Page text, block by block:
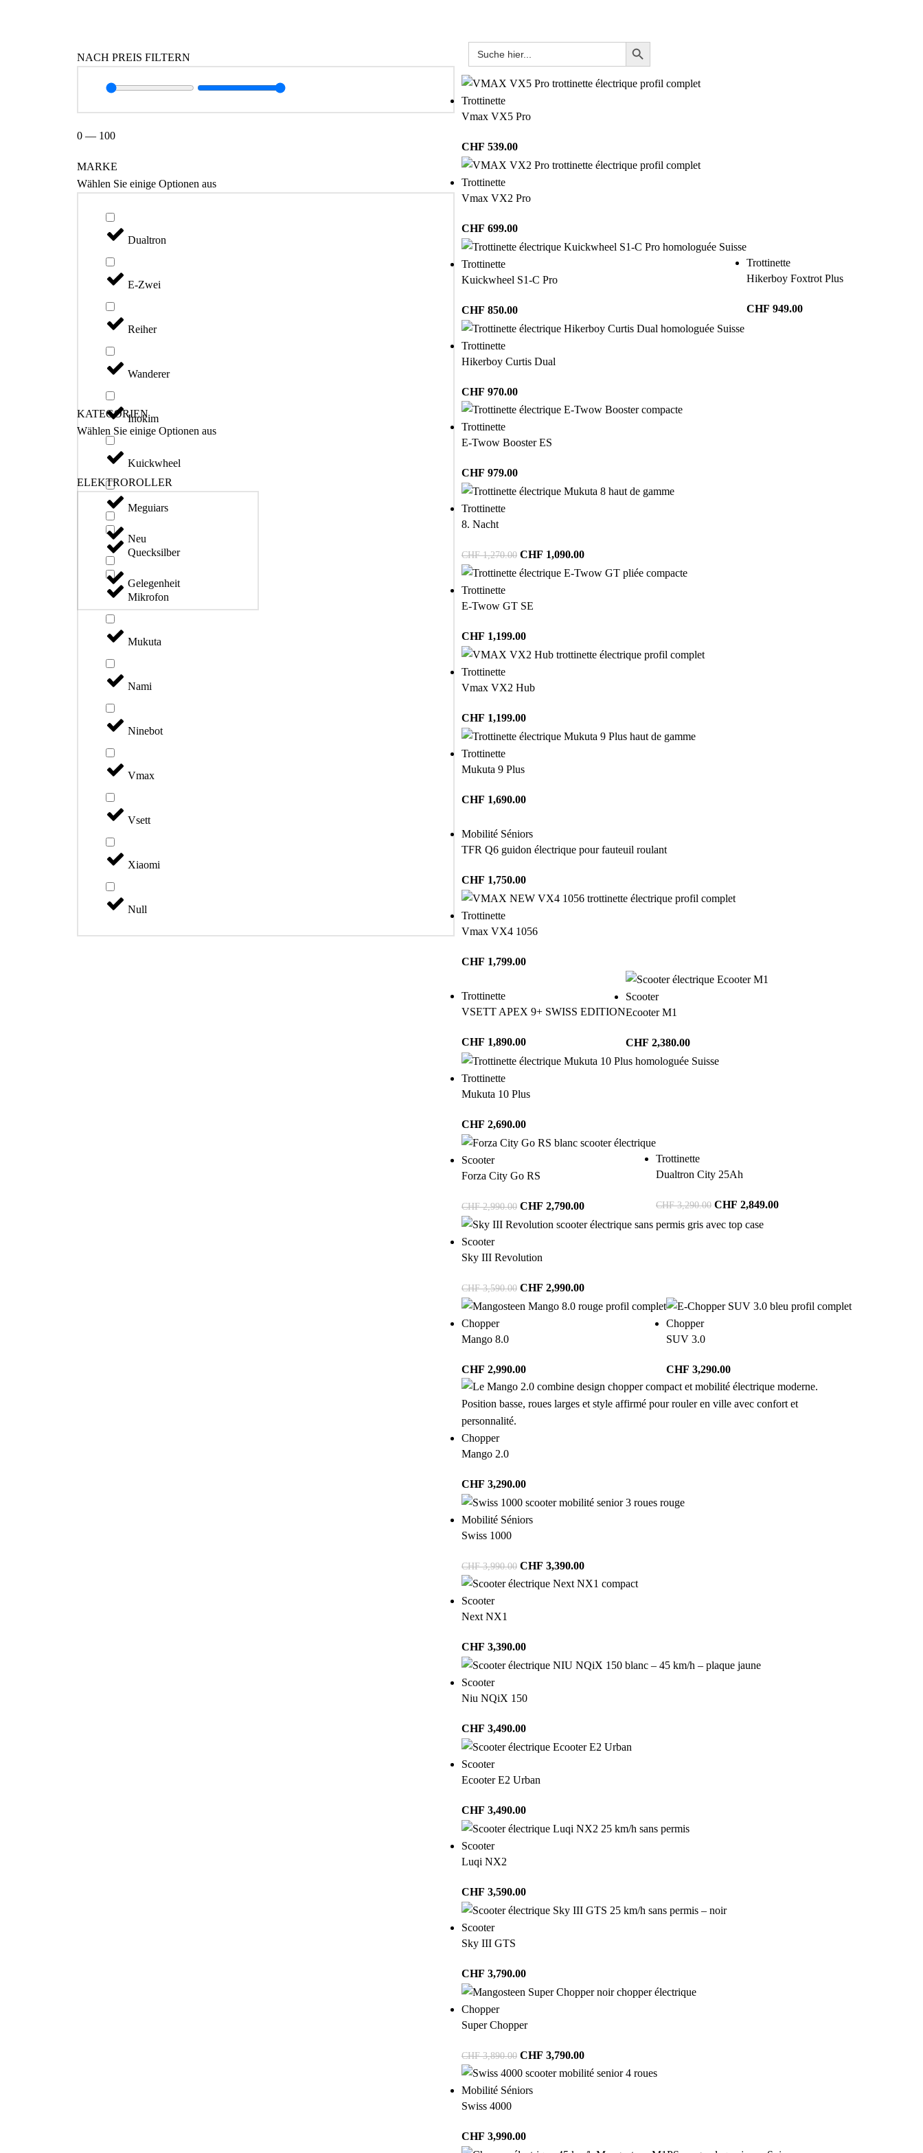
NACH PREIS FILTERN
0 — 100
MARKE
Wählen Sie einige Optionen aus
Dualtron
E-Zwei
Reiher
Wanderer
Inokim
Kuickwheel
Meguiars
Quecksilber
Mikrofon
Mukuta
Nami
Ninebot
Vmax
Vsett
Xiaomi
Null
KATEGORIEN
Wählen Sie einige Optionen aus
ELEKTROROLLER
Neu
Gelegenheit
Trottinette
Vmax VX5 Pro
CHF 539.00
Trottinette
Vmax VX2 Pro
CHF 699.00
Trottinette
Kuickwheel S1-C Pro
CHF 850.00
Trottinette
Hikerboy Foxtrot Plus
CHF 949.00
Trottinette
Hikerboy Curtis Dual
CHF 970.00
Trottinette
E-Twow Booster ES
CHF 979.00
Trottinette
8. Nacht
CHF1,270.00 CHF 1,090.00
Trottinette
E-Twow GT SE
CHF 1,199.00
Trottinette
Vmax VX2 Hub
CHF 1,199.00
Trottinette
Mukuta 9 Plus
CHF 1,690.00
Mobilité Séniors
TFR Q6 guidon électrique pour fauteuil roulant
CHF 1,750.00
Trottinette
Vmax VX4 1056
CHF 1,799.00
Trottinette
VSETT APEX 9+ SWISS EDITION
CHF 1,890.00
Scooter
Ecooter M1
CHF 2,380.00
Trottinette
Mukuta 10 Plus
CHF 2,690.00
Scooter
Forza City Go RS
CHF2,990.00 CHF 2,790.00
Trottinette
Dualtron City 25Ah
CHF3,290.00 CHF 2,849.00
Scooter
Sky III Revolution
CHF3,590.00 CHF 2,990.00
Chopper
Mango 8.0
CHF 2,990.00
Chopper
SUV 3.0
CHF 3,290.00
Chopper
Mango 2.0
CHF 3,290.00
Mobilité Séniors
Swiss 1000
CHF3,990.00 CHF 3,390.00
Scooter
Next NX1
CHF 3,390.00
Scooter
Niu NQiX 150
CHF 3,490.00
Scooter
Ecooter E2 Urban
CHF 3,490.00
Scooter
Luqi NX2
CHF 3,590.00
Scooter
Sky III GTS
CHF 3,790.00
Chopper
Super Chopper
CHF3,890.00 CHF 3,790.00
Mobilité Séniors
Swiss 4000
CHF 3,990.00